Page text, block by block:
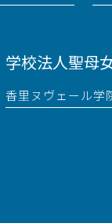
学校法人聖母
香里ヌヴェール学